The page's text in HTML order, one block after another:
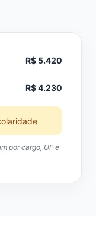
R$ 5.420
R$ 4.230
por cargo, UF e